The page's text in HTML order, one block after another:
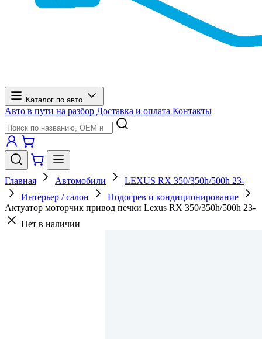
Каталог по авто
Авто в пути на разбор Доставка и оплата Контакты
Главная Автомобили
LEXUS RX 350/350h/500h 23-
Интерьер / салон
Подогрев и кондиционирование
Актуатор моторчик привод печки Lexus RX 350/350h/500h 23-
Нет в наличии